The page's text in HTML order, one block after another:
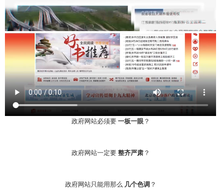
公司
新闻
人才
联系
政府网站必须要 一板一眼？
政府网站一定要 整齐严肃？
政府网站只能用那么 几个色调 ？